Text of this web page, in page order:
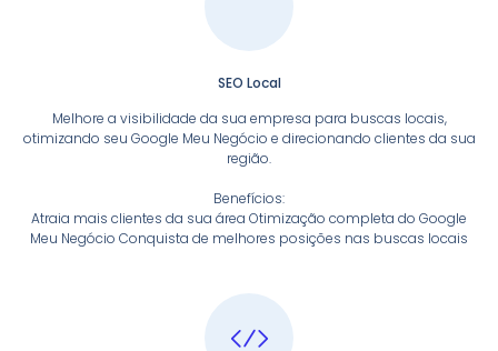
SEO Local
Melhore a visibilidade da sua empresa para buscas locais,
otimizando seu Google Meu Negócio e direcionando clientes da sua
região.
Benefícios:
Atraia mais clientes da sua área Otimização completa do Google
Meu Negócio Conquista de melhores posições nas buscas locais